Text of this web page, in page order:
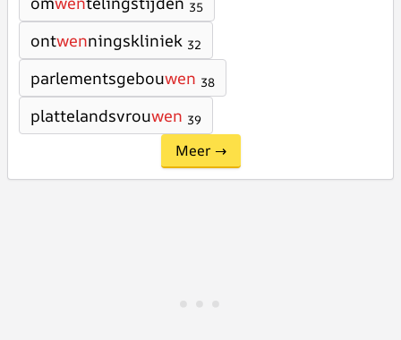
35
ontwenningskliniek 32
parlementsgebouwen 38
plattelandsvrouwen 39
Meer →